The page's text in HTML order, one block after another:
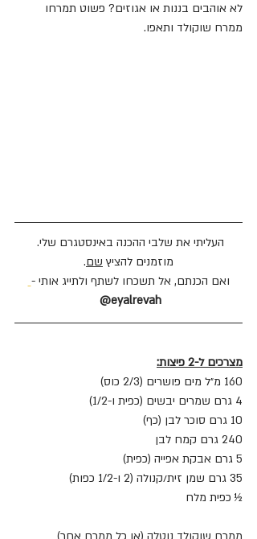
לא אוהבים בננות או אגוזים? פשוט תמרחו
ממרח שוקולד ותאפו.
העליתי את שלבי ההכנה באינסטגרם שלי.
מוזמנים להציץ שם.
ואם הכנתם, אל תשכחו לשתף ולתייג אותי -
eyalrevah@
מצרכים ל-2 פיצות:
160 מ״ל מים פושרים (2/3 כוס)
4 גרם שמרים יבשים (כפית ו-1/2)
10 גרם סוכר לבן (כף)
240 גרם קמח לבן
5 גרם אבקת אפייה (כפית)
35 גרם שמן זית/קנולה (2 ו-1/2 כפות)
½ כפית מלח
ממרח שוקולד נוטלה (או כל ממרח אחר)